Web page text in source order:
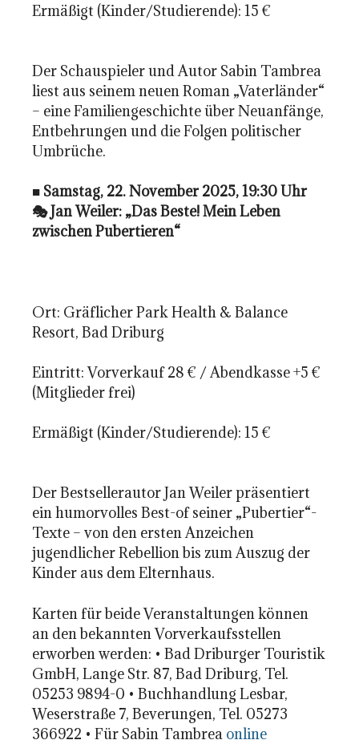
Ermäßigt (Kinder/Studierende): 15 €
Der Schauspieler und Autor Sabin Tambrea
liest aus seinem neuen Roman „Vaterländer“
– eine Familiengeschichte über Neuanfänge,
Entbehrungen und die Folgen politischer
Umbrüche.
■ Samstag, 22. November 2025, 19:30 Uhr
🎭 Jan Weiler: „Das Beste! Mein Leben
zwischen Pubertieren“
Ort: Gräflicher Park Health & Balance
Resort, Bad Driburg
Eintritt: Vorverkauf 28 € / Abendkasse +5 €
(Mitglieder frei)
Ermäßigt (Kinder/Studierende): 15 €
Der Bestsellerautor Jan Weiler präsentiert
ein humorvolles Best-of seiner „Pubertier“-
Texte – von den ersten Anzeichen
jugendlicher Rebellion bis zum Auszug der
Kinder aus dem Elternhaus.
Karten für beide Veranstaltungen können
an den bekannten Vorverkaufsstellen
erworben werden: • Bad Driburger Touristik
GmbH, Lange Str. 87, Bad Driburg, Tel.
05253 9894-0 • Buchhandlung Lesbar,
Weserstraße 7, Beverungen, Tel. 05273
366922 • Für Sabin Tambrea online